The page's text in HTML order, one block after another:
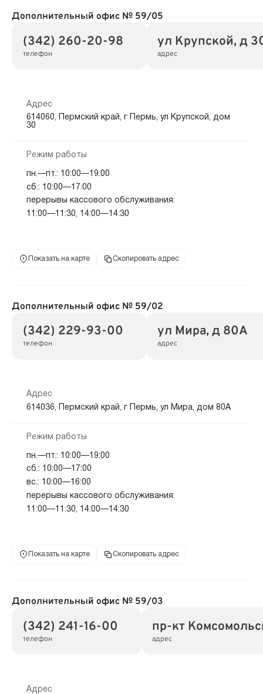
Дополнительный офис № 59/05
(342) 260-20-98
телефон
ул Крупской, д
адрес
Адрес
614060, Пермский край, г Пермь, ул Крупской, дом
30
Режим работы
пн.—пт.: 10:00—19:00
сб.: 10:00—17:00
перерывы кассового обслуживания:
11:00—11:30, 14:00—14:30
Показать на карте Скопировать адрес
Дополнительный офис № 59/02
(342) 229-93-00
телефон
ул Мира, д 80А
адрес
Адрес
614036, Пермский край, г Пермь, ул Мира, дом 80А
Режим работы
пн.—пт.: 10:00—19:00
сб.: 10:00—17:00
вс.: 10:00—16:00
перерывы кассового обслуживания:
11:00—11:30, 14:00—14:30
Показать на карте Скопировать адрес
Дополнительный офис № 59/03
(342) 241-16-00
телефон
пр-кт
адрес
Адрес